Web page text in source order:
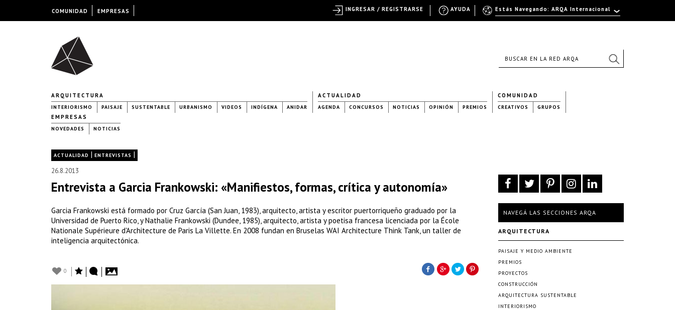
ARQUITECTURA
INTERIORISMO PAISAJE SUSTENTABLE URBANISMO VIDEOS INDÍGENA ANIDAR
ACTUALIDAD
AGENDA CONCURSOS NOTICIAS OPINIÓN PREMIOS
COMUNIDAD
CREATIVOS GRUPOS
EMPRESAS
NOVEDADES NOTICIAS
ACTUALIDAD | ENTREVISTAS |
26.8.2013
Entrevista a Garcia Frankowski: «Manifiestos, formas, crítica y autonomía»
Garcia Frankowski está formado por Cruz García (San Juan, 1983), arquitecto, artista y escritor puertorriqueño graduado por la
Universidad de Puerto Rico, y Nathalie Frankowski (Dundee, 1985), arquitecto, artista y poetisa francesa licenciada por la École
Nationale Supérieure d'Architecture de Paris La Villette. En 2008 fundan en Bruselas WAI Architecture Think Tank, un taller de
inteligencia arquitectónica.
0
NAVEGÁ LAS SECCIONES ARQA
ARQUITECTURA
PAISAJE Y MEDIO AMBIENTE
PREMIOS
PROYECTOS
CONSTRUCCIÓN
ARQUITECTURA SUSTENTABLE
INTERIORISMO
COMUNIDAD EMPRESAS Estás Navegando: ARQA Internacional
AYUDA
INGRESAR / REGISTRARSE